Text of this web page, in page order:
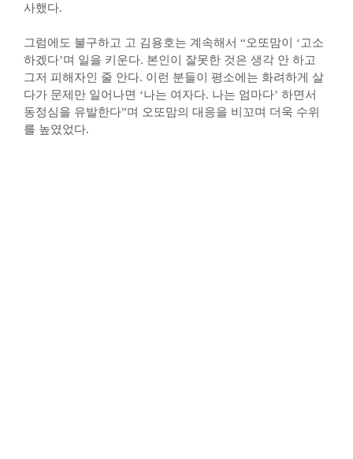
사했다.
그럼에도 불구하고 고 김용호는 계속해서 “오또맘이 ‘고소
하겠다’며 일을 키운다. 본인이 잘못한 것은 생각 안 하고
그저 피해자인 줄 안다. 이런 분들이 평소에는 화려하게 살
다가 문제만 일어나면 ‘나는 여자다. 나는 엄마다’ 하면서
동정심을 유발한다”며 오또맘의 대응을 비꼬며 더욱 수위
를 높였었다.